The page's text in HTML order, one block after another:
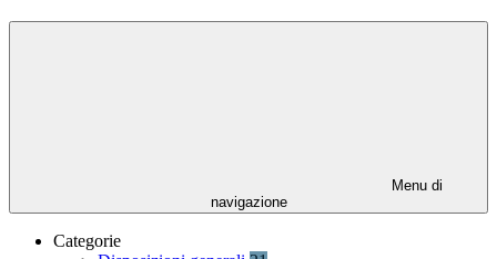
Menu di
navigazione
Categorie